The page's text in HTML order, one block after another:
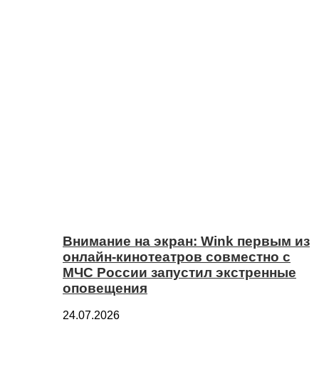
Внимание на экран: Wink первым из
онлайн-кинотеатров совместно с
МЧС России запустил экстренные
оповещения
24.07.2026